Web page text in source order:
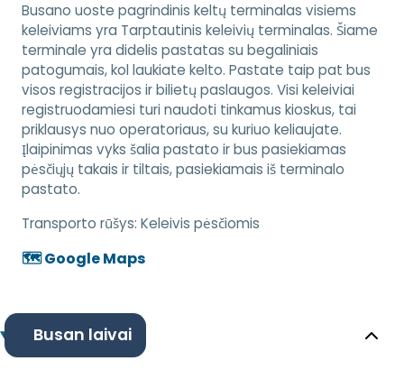
Busano uoste pagrindinis keltų terminalas visiems
keleiviams yra Tarptautinis keleivių terminalas. Šiame
terminale yra didelis pastatas su begaliniais
patogumais, kol laukiate kelto. Pastate taip pat bus
visos registracijos ir bilietų paslaugos. Visi keleiviai
registruodamiesi turi naudoti tinkamus kioskus, tai
priklausys nuo operatoriaus, su kuriuo keliaujate.
Įlaipinimas vyks šalia pastato ir bus pasiekiamas
pėsčiųjų takais ir tiltais, pasiekiamais iš terminalo
pastato.
Transporto rūšys: Keleivis pėsčiomis
🗺️ Google Maps
Busan laivai